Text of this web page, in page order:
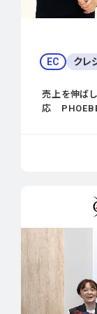
EC クレ
売上を伸ば
応 PHOEBE